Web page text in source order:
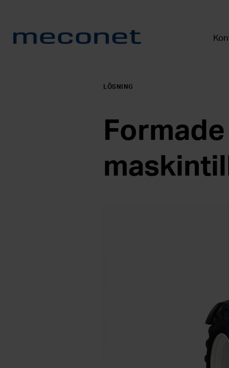
LÖSNING